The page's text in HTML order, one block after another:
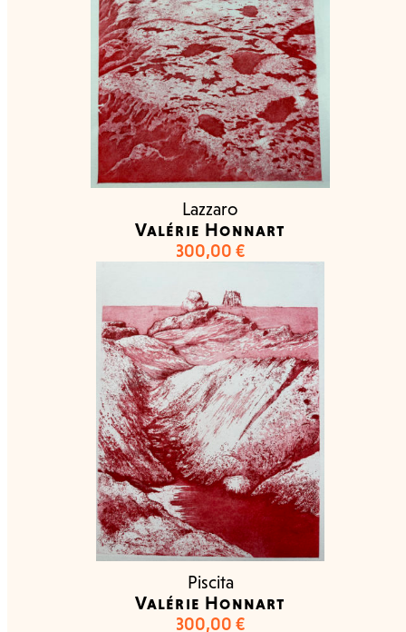
Lazzaro
Valérie Honnart
300,00 €
Piscita
Valérie Honnart
300,00 €